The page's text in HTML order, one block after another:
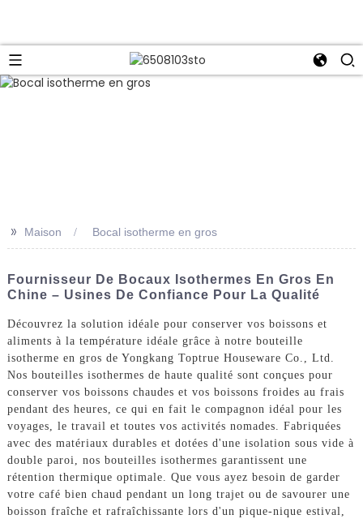
>> Maison Bocal isotherme en gros
Fournisseur De Bocaux Isothermes En Gros En
Chine – Usines De Confiance Pour La Qualité
Découvrez la solution idéale pour conserver vos boissons et
aliments à la température idéale grâce à notre bouteille
isotherme en gros de Yongkang Toptrue Houseware Co., Ltd.
Nos bouteilles isothermes de haute qualité sont conçues pour
conserver vos boissons chaudes et vos boissons froides au frais
pendant des heures, ce qui en fait le compagnon idéal pour les
voyages, le travail et toutes vos activités nomades. Fabriquées
avec des matériaux durables et dotées d'une isolation sous vide à
double paroi, nos bouteilles isothermes garantissent une
rétention thermique optimale. Que vous ayez besoin de garder
votre café bien chaud pendant un long trajet ou de savourer une
boisson fraîche et rafraîchissante lors d'un pique-nique estival,